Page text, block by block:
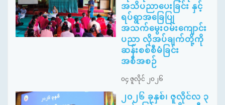
အသိပညာပေးခြင်း နှင့်
ရပ်ရွာအခြေပြု
အသက်မွေးဝမ်းကျောင်း
ပညာ လိုအပ်ချက်တို့ကို
ဆန်းစစ်စီမံခြင်း
အစီအစဉ်
၀၄ ဇူလိုင် ၂၀၂၆
၂၀၂၆ ခုနှစ်၊ ဇူလိုင်လ ၃